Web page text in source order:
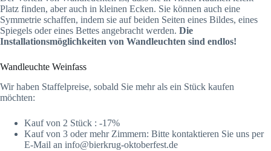
Platz finden, aber auch in kleinen Ecken. Sie können auch eine
Symmetrie schaffen, indem sie auf beiden Seiten eines Bildes, eines
Spiegels oder eines Bettes angebracht werden. Die
Installationsmöglichkeiten von Wandleuchten sind endlos!
Wandleuchte Weinfass
Wir haben Staffelpreise, sobald Sie mehr als ein Stück kaufen
möchten:
Kauf von 2 Stück : -17%
Kauf von 3 oder mehr Zimmern: Bitte kontaktieren Sie uns per
E-Mail an info@bierkrug-oktoberfest.de